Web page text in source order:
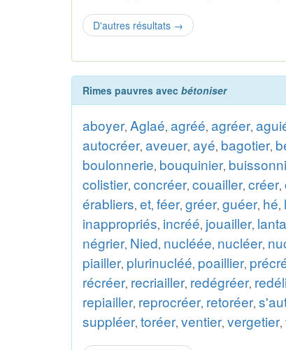
D'autres résultats →
Rimes pauvres avec bétoniser
aboyer, Aglaé, agréé, agréer,
autocréer, aveuer, ayé, bagotier,
boulonnerie, bouquinier,
colistier, concréer, couailler, créer,
érabliers, et, féer, gréer, guéer, hé,
inappropriés, incréé, jouailler,
négrier, Nied, nucléée, nucléer,
piailler, plurinucléé, poaillier,
récréer, recriailler, redégréer,
repiailler, reprocréer, retoréer,
suppléer, toréer, ventier, vergetier,